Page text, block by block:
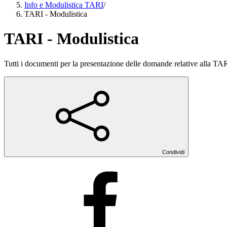
Info e Modulistica TARI/
TARI - Modulistica
TARI - Modulistica
Tutti i documenti per la presentazione delle domande relative alla
Condividi